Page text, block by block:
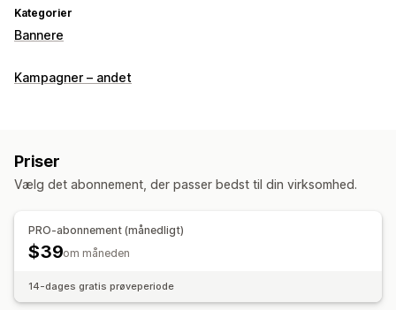
Kategorier
Bannere
Kampagner – andet
Priser
Vælg det abonnement, der passer bedst til din virksomhed.
PRO-abonnement (månedligt)
$39om måneden
14-dages gratis prøveperiode